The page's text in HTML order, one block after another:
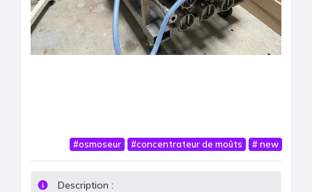
#osmoseur #concentrateur de moûts #new
Description :